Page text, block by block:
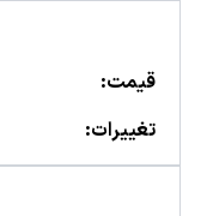
قیمت:
تغییرات: